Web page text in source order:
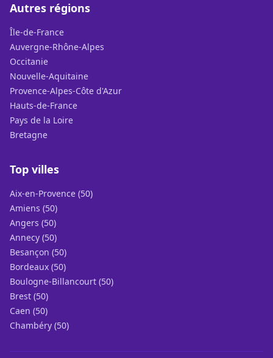
Autres régions
Île-de-France
Auvergne-Rhône-Alpes
Occitanie
Nouvelle-Aquitaine
Provence-Alpes-Côte d'Azur
Hauts-de-France
Pays de la Loire
Bretagne
Top villes
Aix-en-Provence (50)
Amiens (50)
Angers (50)
Annecy (50)
Besançon (50)
Bordeaux (50)
Boulogne-Billancourt (50)
Brest (50)
Caen (50)
Chambéry (50)